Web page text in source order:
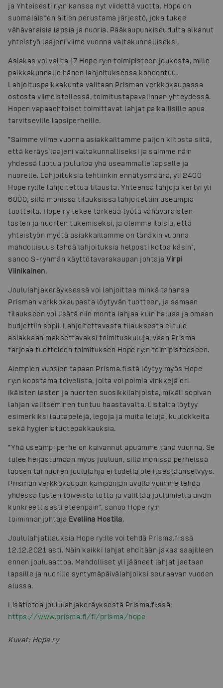
ja Yhteisesti ry:n kanssa nyt viidettä vuotta. Hope on
suomalaisten äitien perustama järjestö, joka tukee
vähävaraisia lapsia ja nuoria. Pääkaupunkiseudulta alkanut
yhteistyö laajeni viime vuonna valtakunnalliseksi.
Asiakas voi valita 17 Hope ry:n toimipisteen joukosta, mille
paikkakunnalle hänen lahjoituksensa kohdentuu.
Lahjoituspaikkakunta valitaan Prisman verkkokaupassa
ostosta viimeistellessä, toimitustapavalinnan yhteydessä.
Hopen vapaaehtoiset toimittavat lahjat paikallisille apua
tarvitseville lapsiperheille.
”Saimme viime vuonna asiakkailtamme paljon kiitosta siitä,
että keräys laajeni valtakunnalliseksi ja saimme näin
yhdessä luotua jouluiloa yhä useammalle lapselle ja
nuorelle. Lahjoituksia tehtiinkin ennätysmäärä, yli 2400
Hope ry:lle lahjoitettua tilausta. Yhteensä lahjoja kertyi yli
6800, sillä monissa tilauksissa lahjoitettiin useampia
tuotteita. Hope ry tekee tärkeää työtä vähävaraisten
lasten ja nuorten tukemiseksi, ja olemme iloisia, että
yhteistyön myötä asiakkaillamme on tänäkin vuonna
mahdollisuus tehdä lahjoituksia helposti kotoa käsin”,
sanoo S-ryhmän käyttötavarakaupan johtaja Virpi
Viinikainen.
Joululahjakeräyksessä voi lahjoittaa minkä tahansa
Prisman verkkokaupasta löytyvän tuotteen, ja samaan
tilaukseen voi lisätä niin monta lahjaa kuin haluaa ja omaan
budjettiin sopii. Lahjoitettavasta tilauksesta ei tule
asiakkaan maksettavaksi toimituskuluja, vaan Prisma
tarjoaa tuotteiden toimituksen Hope ry:n toimipisteeseen.
Aiempien vuosien tapaan Prisma.fi:stä löytyy myös Hope
ry:n koostama toivelista, jolta voi poimia vinkkejä eri
ikäisten lasten ja nuorten suosikkilahjoista, mikäli sopivan
lahjan valitseminen tuntuu haastavalta. Listalta löytyy
esimerkiksi lautapelejä, legoja ja muita leluja, kuulokkeita
sekä hygieniatuotepakkauksia.
“Yhä useampi perhe on kaivannut apuamme tänä vuonna. Se
tulee heijastumaan myös jouluun, sillä monissa perheissä
lapsen tai nuoren joululahja ei todella ole itsestäänselvyys.
Prisman verkkokaupan kampanjan avulla voimme tehdä
yhdessä lasten toiveista totta ja välittää joulumieltä aivan
konkreettisesti eteenpäin”, sanoo Hope ry:n
toiminnanjohtaja Eveliina Hostila.
Joululahjatilauksia Hope ry:lle voi tehdä Prisma.fi:ssä
12.12.2021 asti. Näin kaikki lahjat ehditään jakaa saajilleen
ennen jouluaattoa. Mahdolliset yli jääneet lahjat jaetaan
lapsille ja nuorille syntymäpäivälahjoiksi seuraavan vuoden
alussa.
Lisätietoa joululahjakeräyksestä Prisma.fi:ssä:
https://www.prisma.fi/fi/prisma/hope
Kuvat: Hope ry